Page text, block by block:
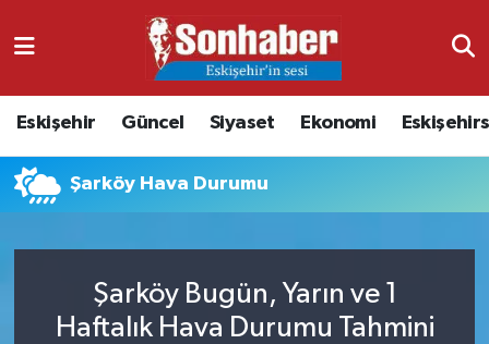
Eskişehir Güncel Siyaset Ekonomi
Şarköy Hava Durumu
Şarköy Bugün, Yarın ve 1
Haftalık Hava Durumu Tahmini
Ekonomi
Güncel
Kültür & Sanat
Nöbetçi Eczaneler
Namaz Vakitleri
Trafik Durumu
Süper Lig Puan Durumu ve Fikstür